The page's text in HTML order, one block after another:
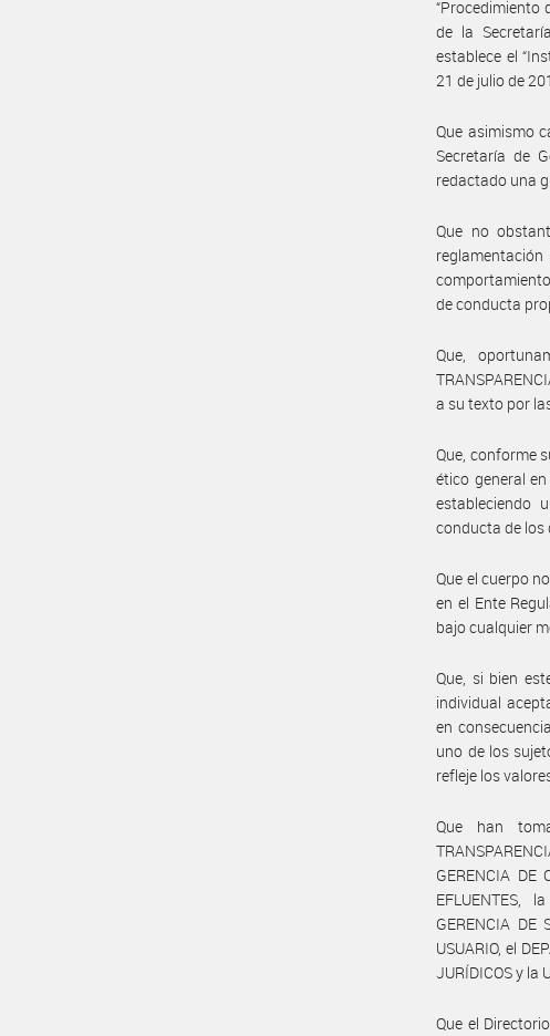
“Procedimiento
de la
establece el
21 de julio de
Que asimismo
Secretaría de
redactado una
Que no
de conducta
Que,
a su texto por
Que, conforme
ético general
estableciendo
conducta de los
Que el cuerpo
en el Ente
bajo cualquier
Que, si bien
individual
en
uno de los
refleje los
Que han
GERENCIA DE
EFLUENTES,
GERENCIA DE
USUARIO, el
JURÍDICOS y la
Que el